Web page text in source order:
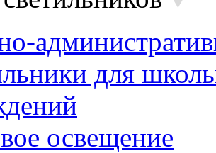
для
освещение